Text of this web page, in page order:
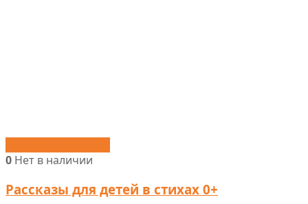
0 Нет в наличии
Рассказы для детей в стихах 0+